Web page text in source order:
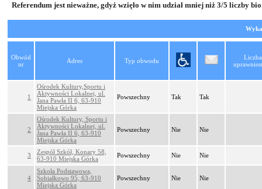
Referendum jest nieważne, gdyż wzięło w nim udział mniej niż 3/5 liczby
Obwód
nr
Adres Typ obwodu
Liczba
1
Ośrodek Kultury,Sportu i
Aktywności Lokalnej, ul.
Jana Pawła II 6, 63-910
Miejska Górka
Powszechny Tak Tak
2
Ośrodek Kultury, Sportu i
Aktywności Lokalnej, ul.
Jana Pawła II 6, 63-910
Miejska Górka
Powszechny Nie Nie
3
Zespół Szkół, Konary 58,
63-910 Miejska Górka
Powszechny Nie Nie
4
Szkoła Podstawowa,
Sobiałkowo 95, 63-910
Miejska Górka
Powszechny Nie Nie